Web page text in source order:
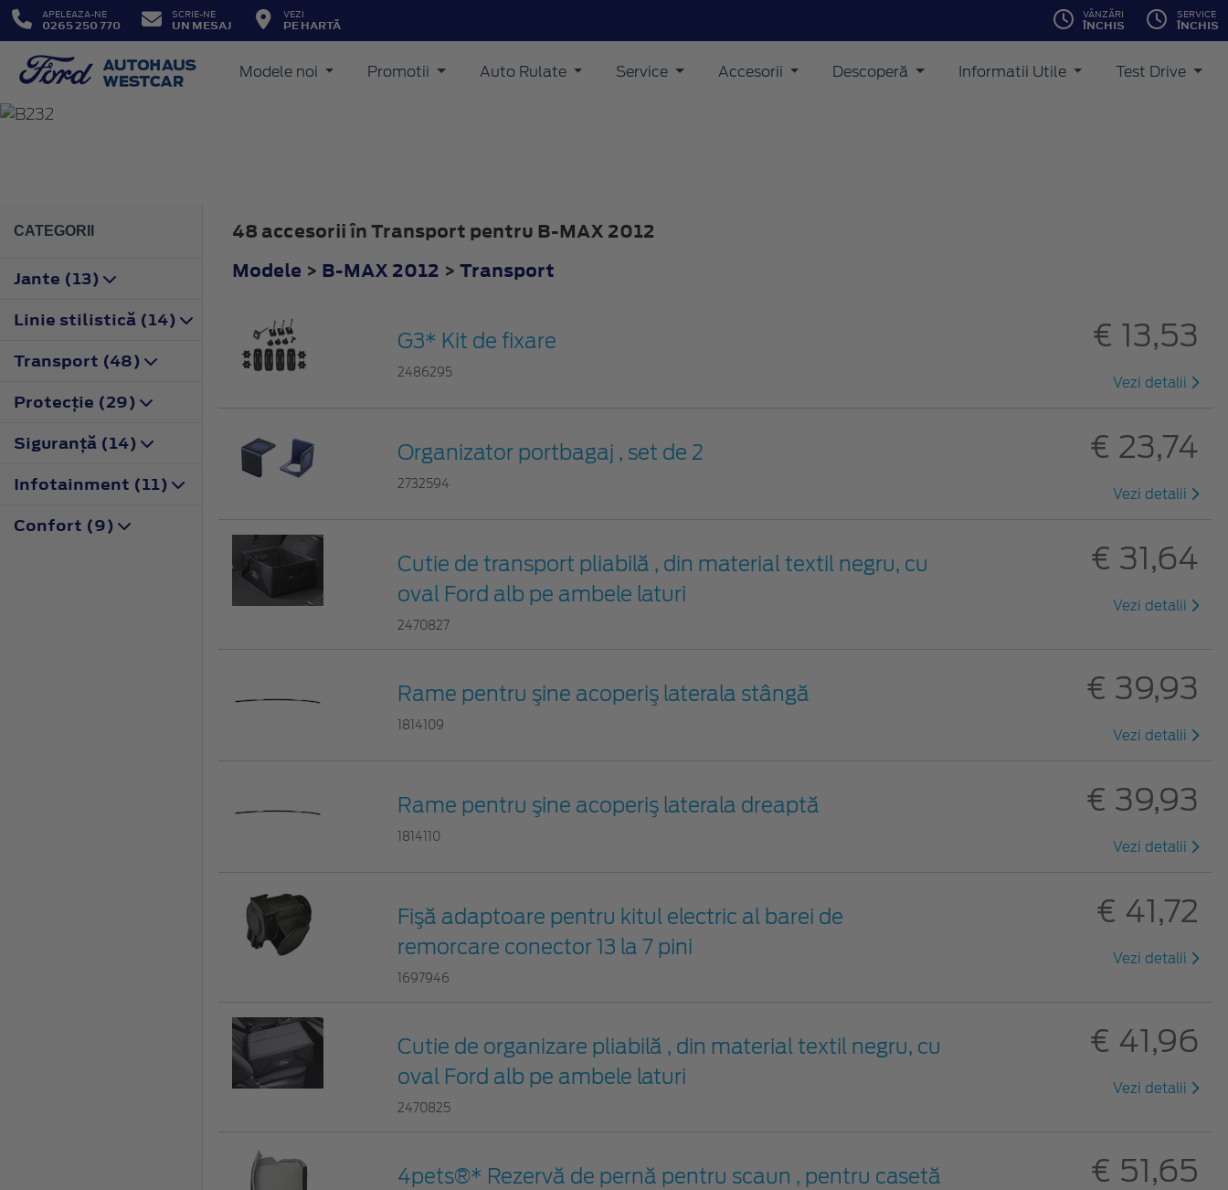
APELEAZA-NE
0265 250 770
SCRIE-NE
UN MESAJ
VEZI
PE HARTĂ
VÂNZĂRI
ÎNCHIS
SERVICE
ÎNCHIS
Modele noi Promotii Auto Rulate Service Accesorii Descoperă Informatii Utile Test Drive
B-MAX
CATEGORII
Jante (13)
Linie stilistică (14)
Transport (48)
Protecţie (29)
Siguranţă (14)
Infotainment (11)
Confort (9)
48 accesorii în Transport pentru B-MAX 2012
Modele > B-MAX 2012 > Transport
G3* Kit de fixare
2486295
€ 13,53
Vezi detalii
Organizator portbagaj , set de 2
2732594
€ 23,74
Vezi detalii
Cutie de transport pliabilă , din material textil negru, cu
oval Ford alb pe ambele laturi
2470827
€ 31,64
Vezi detalii
Rame pentru şine acoperiş laterala stângă
1814109
€ 39,93
Vezi detalii
Rame pentru şine acoperiş laterala dreaptă
1814110
€ 39,93
Vezi detalii
Fişă adaptoare pentru kitul electric al barei de
remorcare conector 13 la 7 pini
1697946
€ 41,72
Vezi detalii
Cutie de organizare pliabilă , din material textil negru, cu
oval Ford alb pe ambele laturi
2470825
€ 41,96
Vezi detalii
4pets®* Rezervă de pernă pentru scaun , pentru casetă
€ 51,65